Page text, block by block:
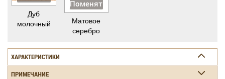
Дуб
молочный
Поменять
Матовое
серебро
ХАРАКТЕРИСТИКИ
ПРИМЕЧАНИЕ